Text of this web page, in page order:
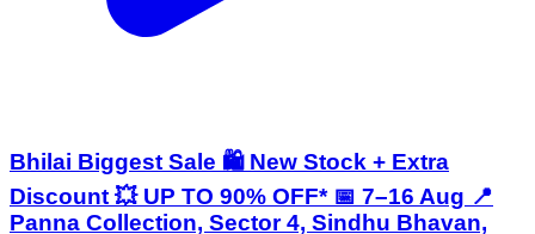
Bhilai Biggest Sale 🛍️ New Stock + Extra
Discount 💥 UP TO 90% OFF* 📅 7–16 Aug 📍
Panna Collection, Sector 4, Sindhu Bhavan,